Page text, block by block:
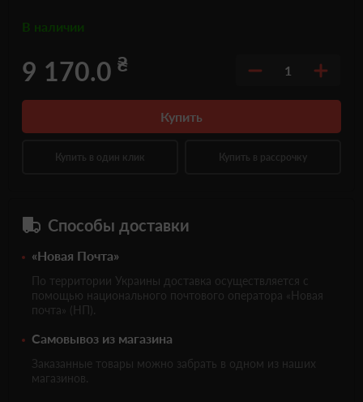
В наличии
9 170.0 ₴ 1
Купить
Купить в один клик Купить в рассрочку
Способы доставки
«Новая Почта»
По территории Украины доставка осуществляется с
помощью национального почтового оператора «Новая
почта» (НП).
Самовывоз из магазина
Заказанные товары можно забрать в одном из наших
магазинов.